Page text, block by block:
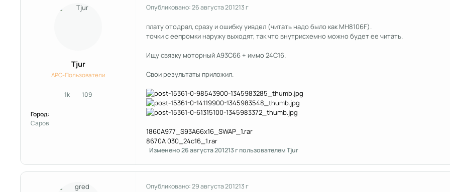
Tjur
APC-Пользователи
1kсообщения
109Репутация
Город:
Саров
Опубликовано:26 августа 201213 г
плату отодрал, сразу и ошибку уивдел (читать надо было как MH8106F).
точки с еепромки наружу выходят, так что внутрисхемно можно будет ее читать.
Ищу связку моторный A93C66 + иммо 24C16.
Свои результаты приложил.
1860A977_S93A66x16_SWAP_1.rar
8670A 030_24c16_1.rar
Изменено26 августа 201213 гпользователем Tjur
Опубликовано:29 августа 201213 г